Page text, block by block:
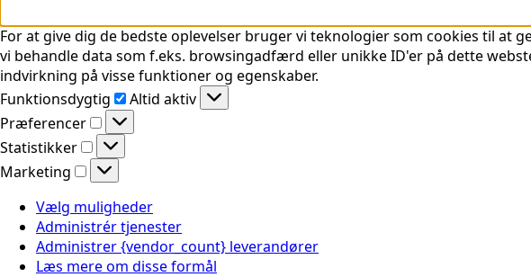
For at give dig de bedste oplevelser bruger vi teknologier som cookies til at
vi behandle data som f.eks. browsingadfærd eller unikke ID'er på dette
indvirkning på visse funktioner og egenskaber.
Funktionsdygtig
Funktionsdygtig
Altid aktiv
Præferencer
Præferencer
Statistikker
Statistikker
Marketing
Marketing
Vælg muligheder
Administrér tjenester
Administrer {vendor_count} leverandører
Læs mere om disse formål